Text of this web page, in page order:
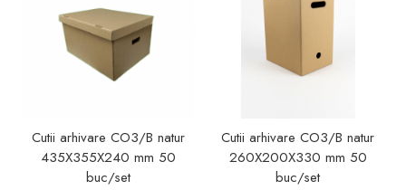
Cutii arhivare CO3/B natur
435X355X240 mm 50
buc/set
Cutii arhivare CO3/B natur
260X200X330 mm 50
buc/set